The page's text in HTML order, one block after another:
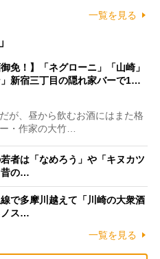
一覧を見る
免！】「ネグローニ」「山崎」
」新宿三丁目の隠れ家バーで1…
が、昼から飲むお酒にはまた格
・作家の大竹…
者は「なめろう」や「キヌカツ
昔の…
で多摩川越えて「川崎の大衆酒
ノス…
一覧を見る